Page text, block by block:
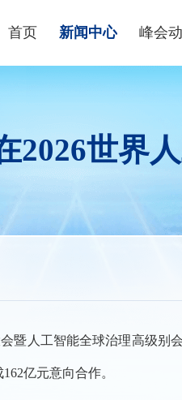
首页 新闻中心
视频播报
峰会镜头
媒体聚焦
峰会
创新
2026世界
暨人工智能全球治理高级别
亿元意向合作。